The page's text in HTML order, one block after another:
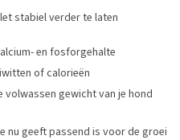
stabiel verder te laten
en fosforgehalte
of calorieën
gewicht van je hond
nu geeft passend is voor de groei